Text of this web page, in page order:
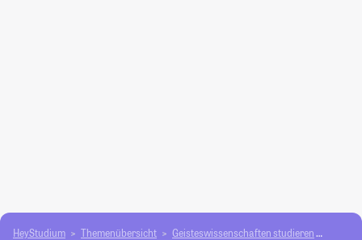
HeyStudium Themenübersicht Geisteswissenschaften studieren